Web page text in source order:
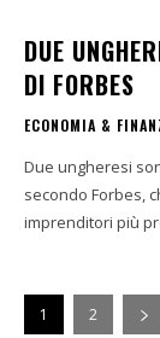
DUE
DI FORBES
ECONOMIA &
Due ungheresi
secondo Forbes,
1 2